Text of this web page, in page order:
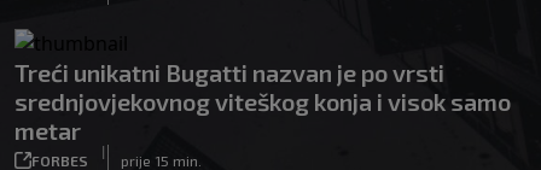
Treći unikatni Bugatti nazvan je po vrsti
srednjovjekovnog viteškog konja i visok samo
metar
FORBES
|
prije 15 min.